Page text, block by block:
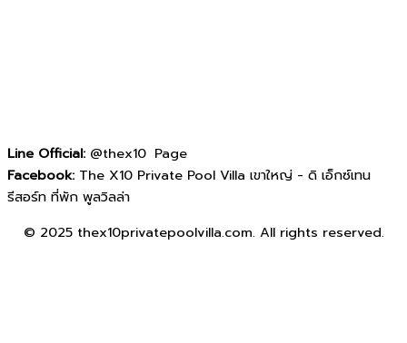
Line Official: @thex10 Page
Facebook: The X10 Private Pool Villa เขาใหญ่ - ดิ เอ็กซ์เทน
รีสอร์ท ที่พัก พูลวิลล่า
© 2025 thex10privatepoolvilla.com. All rights reserved.